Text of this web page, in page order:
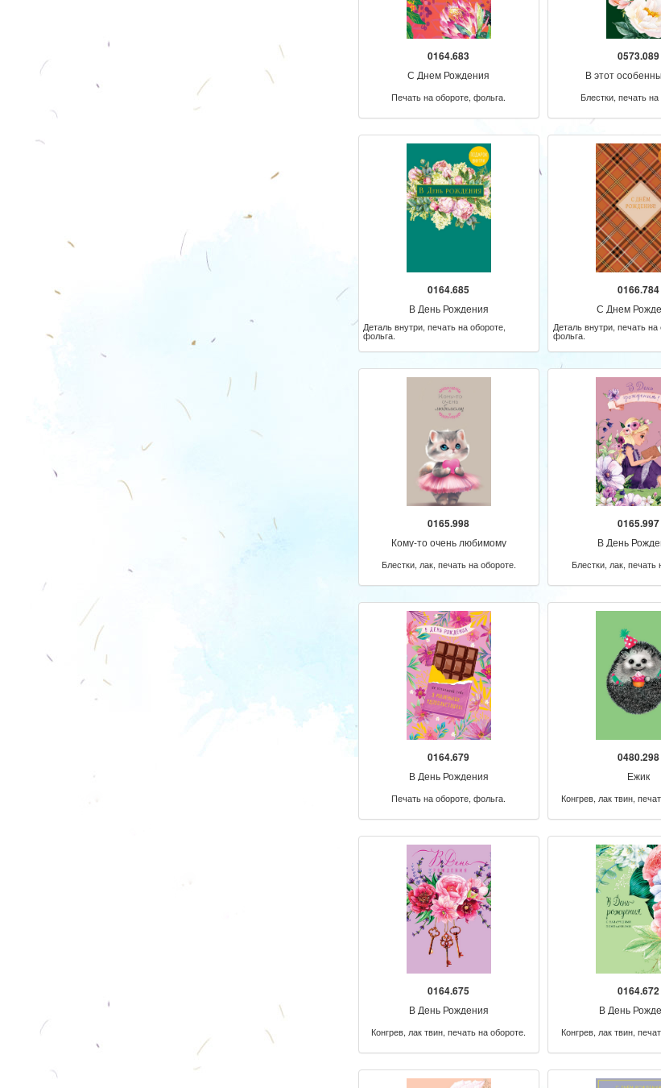
0164.683
С Днем Рождения
Печать на обороте, фольга.
0573.089
В этот
Блестки, печать на
0164.685
В День Рождения
Деталь внутри, печать на обороте,
фольга.
0166.784
С Днем
Деталь внутри, печать на
фольга.
0165.998
Кому-то очень любимому
Блестки, лак, печать на обороте.
0165.997
В День
Блестки, лак, печать
0164.679
В День Рождения
Печать на обороте, фольга.
0480.298
Ежик
Конгрев, лак твин,
0164.675
В День Рождения
Конгрев, лак твин, печать на обороте.
0164.672
В День
Конгрев, лак твин,